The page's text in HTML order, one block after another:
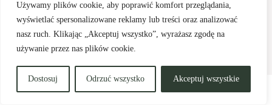
Używamy plików cookie, aby poprawić komfort przeglądania,
wyświetlać spersonalizowane reklamy lub treści oraz analizować
nasz ruch. Klikając „Akceptuj wszystko”, wyrażasz zgodę na
używanie przez nas plików cookie.
Dostosuj Odrzuć wszystko Akceptuj wszystkie
Rochet
Zegarki specjalne